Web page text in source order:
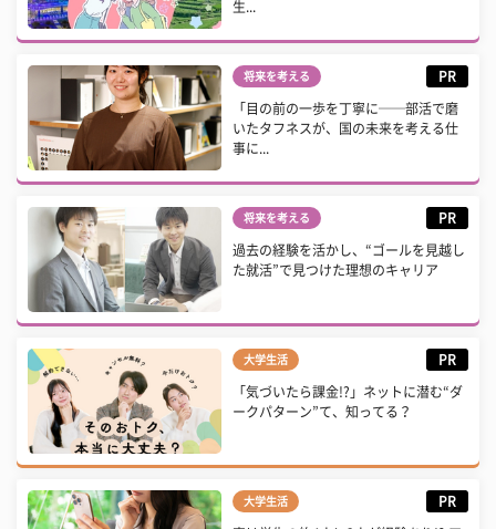
生...
将来を考える PR
「目の前の一歩を丁寧に──部活で磨
いたタフネスが、国の未来を考える仕
事に...
将来を考える PR
過去の経験を活かし、“ゴールを見越し
た就活”で見つけた理想のキャリア
大学生活 PR
「気づいたら課金!?」ネットに潜む“ダ
ークパターン”て、知ってる？
大学生活 PR